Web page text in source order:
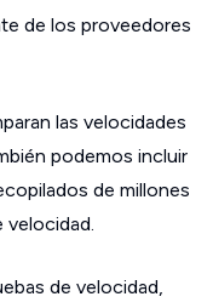
de los proveedores
las velocidades
podemos incluir
de millones
velocidad.
de velocidad,